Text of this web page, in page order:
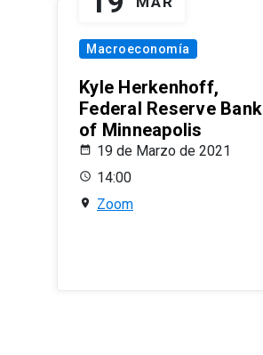
Macroeconomía
Kyle Herkenhoff,
Federal Reserve Bank
of Minneapolis
19 de Marzo de 2021
14:00
Zoom